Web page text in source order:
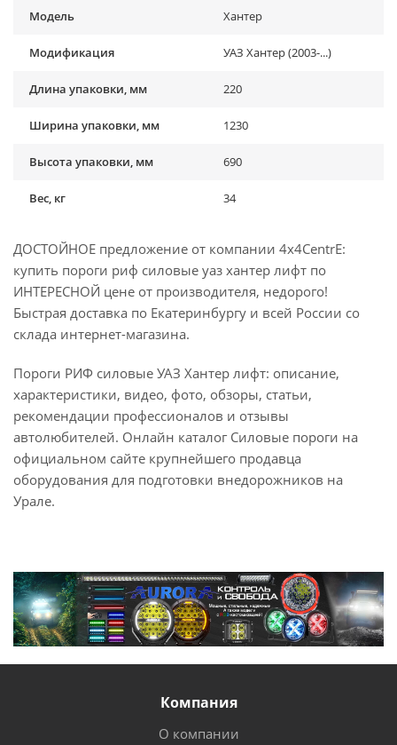
Модель Хантер
Модификация УАЗ Хантер (2003-...)
Длина упаковки, мм 220
Ширина упаковки, мм 1230
Высота упаковки, мм 690
Вес, кг 34
ДОСТОЙНОЕ предложение от компании 4x4CentrE:
купить пороги риф силовые уаз хантер лифт по
ИНТЕРЕСНОЙ цене от производителя, недорого!
Быстрая доставка по Екатеринбургу и всей России со
склада интернет-магазина.
Пороги РИФ силовые УАЗ Хантер лифт: описание,
характеристики, видео, фото, обзоры, статьи,
рекомендации профессионалов и отзывы
автолюбителей. Онлайн каталог Силовые пороги на
официальном сайте крупнейшего продавца
оборудования для подготовки внедорожников на
Урале.
Компания
О компании